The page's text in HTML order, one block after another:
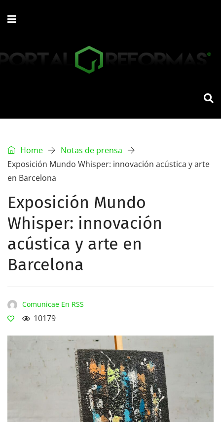
Home
Notas de prensa
Exposición Mundo Whisper: innovación acústica y arte
en Barcelona
Exposición Mundo
Whisper: innovación
acústica y arte en
Barcelona
Comunicae En RSS
10179